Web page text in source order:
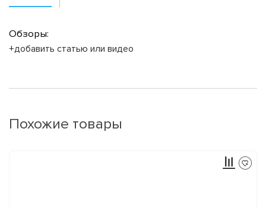
Обзоры:
+добавить статью или видео
Похожие товары